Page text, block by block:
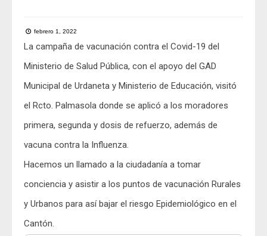
febrero 1, 2022
La campaña de vacunación contra el Covid-19 del
Ministerio de Salud Pública, con el apoyo del GAD
Municipal de Urdaneta y Ministerio de Educación, visitó
el Rcto. Palmasola donde se aplicó a los moradores
primera, segunda y dosis de refuerzo, además de
vacuna contra la Influenza.
Hacemos un llamado a la ciudadanía a tomar
conciencia y asistir a los puntos de vacunación Rurales
y Urbanos para así bajar el riesgo Epidemiológico en el
Cantón.